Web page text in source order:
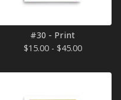
#30 - Print
$15.00 - $45.00